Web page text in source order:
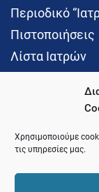
Χρησιμοποιούμε
τις υπηρεσίες μας.
Περιοδικό
Πιστοποιήσεις
Λίστα Ιατρών
Social Media